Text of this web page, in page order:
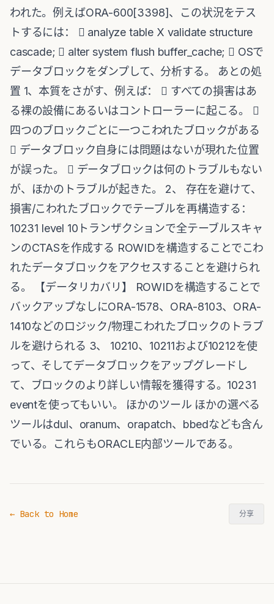
われた。例えばORA-600[3398]、この状況をテス
トするには：  analyze table X validate structure
cascade;  alter system flush buffer_cache;  OSで
データブロックをダンプして、分析する。 あとの処
置 1、本質をさがす、例えば：  すべての損害はあ
る裸の設備にあるいはコントローラーに起こる。 
四つのブロックごとに一つこわれたブロックがある
 データブロック自身には問題はないが現れた位置
が誤った。  データブロックは何のトラブルもない
が、ほかのトラブルが起きた。 2、 存在を避けて、
損害/こわれたブロックでテーブルを再構造する：
10231 level 10トランザクションで全テーブルスキャ
ンのCTASを作成する ROWIDを構造することでこわ
れたデータブロックをアクセスすることを避けられ
る。 【データリカバリ】 ROWIDを構造することで
バックアップなしにORA-1578、ORA-8103、ORA-
1410などのロジック/物理こわれたブロックのトラブ
ルを避けられる 3、 10210、10211および10212を使
って、そしてデータブロックをアップグレードし
て、ブロックのより詳しい情報を獲得する。10231
eventを使ってもいい。 ほかのツール ほかの選べる
ツールはdul、oranum、orapatch、bbedなども含ん
でいる。これらもORACLE内部ツールである。
← Back to Home 分享